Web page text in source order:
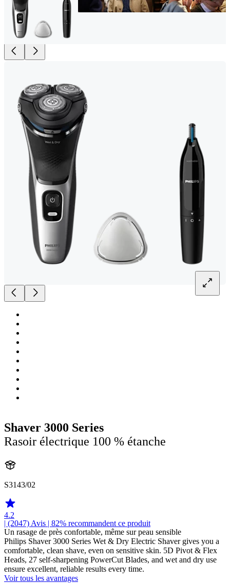
Shaver 3000 Series
Rasoir électrique 100 % étanche
S3143/02
4.2
| (2047) Avis | 82% recommandent ce produit
Un rasage de près confortable, même sur peau sensible
Philips Shaver 3000 Series Wet & Dry Electric Shaver gives you a
comfortable, clean shave, even on sensitive skin. 5D Pivot & Flex
Heads, 27 self-sharpening PowerCut Blades, and wet and dry use
ensure excellent, reliable results every time.
Voir tous les avantages